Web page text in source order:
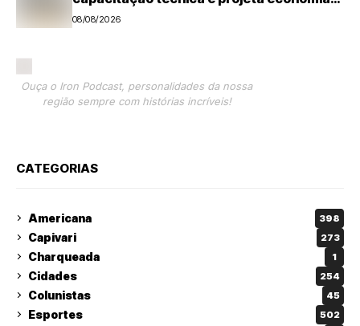
anual de mais de R$ 300 mil com eficiência
energética
08/08/2026
Ouça o Iron Podcast, personalidades da nossa
região sempre com histórias incríveis!
CATEGORIAS
Americana 398
Capivari 273
Charqueada 1
Cidades 254
Colunistas 45
Esportes 502